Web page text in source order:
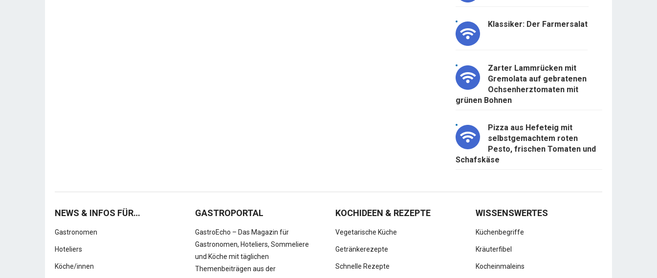
Klassiker: Der Farmersalat
Zarter Lammrücken mit
Gremolata auf gebratenen
Ochsenherztomaten mit
grünen Bohnen
Pizza aus Hefeteig mit
selbstgemachtem roten
Pesto, frischen Tomaten und
Schafskäse
NEWS & INFOS FÜR…
Gastronomen
Hoteliers
Köche/innen
GASTROPORTAL
GastroEcho – Das Magazin für
Gastronomen, Hoteliers, Sommeliere
und Köche mit täglichen
Themenbeiträgen aus der
KOCHIDEEN & REZEPTE
Vegetarische Küche
Getränkerezepte
Schnelle Rezepte
WISSENSWERTES
Küchenbegriffe
Kräuterfibel
Kocheinmaleins